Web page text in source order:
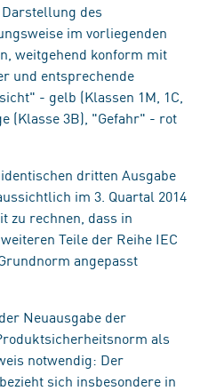
des
im vorliegenden
weitgehend konform mit
und entsprechende
- gelb (Klassen 1M, 1C,
(Klasse 3B), "Gefahr" - rot
dritten Ausgabe
im 3. Quartal 2014
zu rechnen, dass in
Teile der Reihe IEC
angepasst
Neuausgabe der
als
notwendig: Der
sich insbesondere in